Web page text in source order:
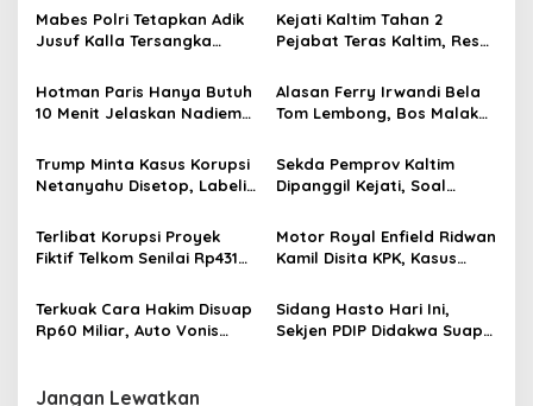
p
o
s
Whoosh
Mabes Polri Tetapkan Adik
Jusuf Kalla Tersangka
Kejati Kaltim Tahan 2
Pejabat Teras Kaltim, Resmi
Rp100 Miliar DBON
Hotman Paris Hanya Butuh
10 Menit Jelaskan Nadiem
Depan Prabowo
Alasan Ferry Irwandi Bela
Tom Lembong, Bos Malaka
Maling
Trump Minta Kasus Korupsi
Netanyahu Disetop, Labeli
Sekda Pemprov Kaltim
Dipanggil Kejati, Soal
Hibah DBON Rp100 Miliar
Terlibat Korupsi Proyek
Fiktif Telkom Senilai Rp431
Ditahan Kejati DKI Jakarta
Motor Royal Enfield Ridwan
Kamil Disita KPK, Kasus
Terang
Terkuak Cara Hakim Disuap
Rp60 Miliar, Auto Vonis
Sidang Hasto Hari Ini,
Sekjen PDIP Didakwa Suap
Jangan Lewatkan